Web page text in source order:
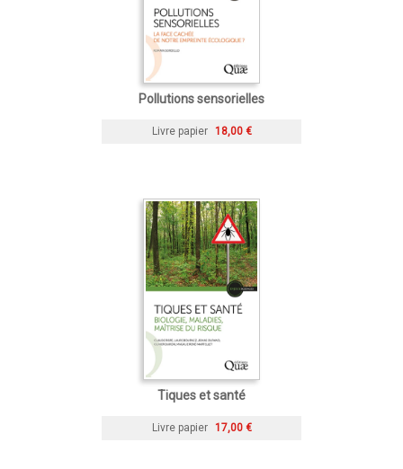
Pollutions sensorielles
Livre papier 18,00 €
Tiques et santé
Livre papier 17,00 €